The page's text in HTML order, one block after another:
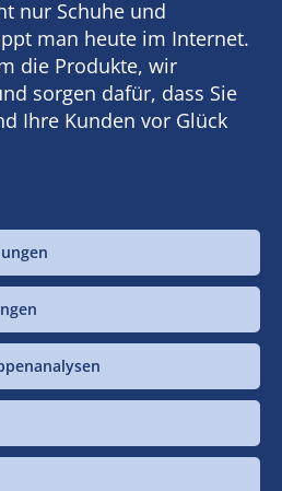
nur Schuhe und
man heute im Internet.
die Produkte, wir
sorgen dafür, dass Sie
Ihre Kunden vor Glück